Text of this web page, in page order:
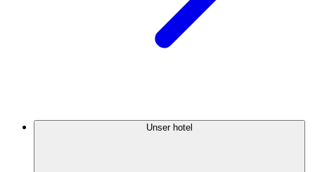
Unser hotel